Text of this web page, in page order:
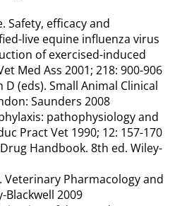
Safety, efficacy and
live equine influenza virus
of exercised-induced
Med Ass 2001; 218: 900-906
D (eds). Small Animal Clinical
Saunders 2008
pathophysiology and
Pract Vet 1990; 12: 157-170
Handbook. 8th ed. Wiley-
Veterinary Pharmacology and
Blackwell 2009